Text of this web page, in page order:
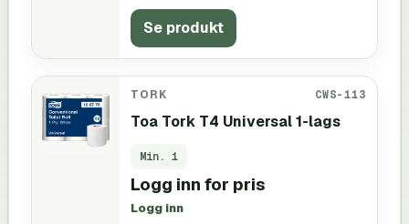
Se produkt
TORK CWS-113
Toa Tork T4 Universal 1-lags
Min. 1
Logg inn for pris
Logg inn